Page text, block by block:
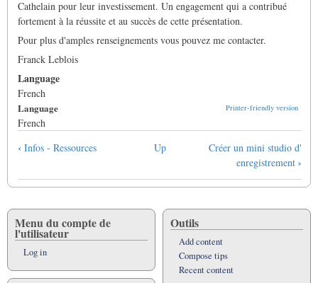
Cathelain pour leur investissement. Un engagement qui a contribué
fortement à la réussite et au succès de cette présentation.
Pour plus d'amples renseignements vous pouvez me contacter.
Franck Leblois
Language
French
Printer-friendly version
Language
French
Book
links
for
Cartographie
du
Basson
‹ Infos - Ressources Up
Créer un mini studio d'
enregistrement ›
Menu du compte de
l'utilisateur
Log in
Outils
Add content
Compose tips
Recent content